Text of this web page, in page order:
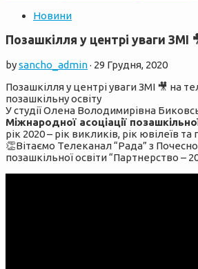
Новини
Позашкілля у центрі уваги ЗМІ
bysancho_admin· 29 Грудня, 2020
Позашкілля у центрі уваги ЗМІ 🎥 на
позашкільну освіту
У студії Олена Володимирівна
Міжнародної асоціації
рік 2020 – рік викликів, рік ювілеїв та
👏Вітаємо Телеканал “Рада” з
позашкільної освіти “Партнерство –